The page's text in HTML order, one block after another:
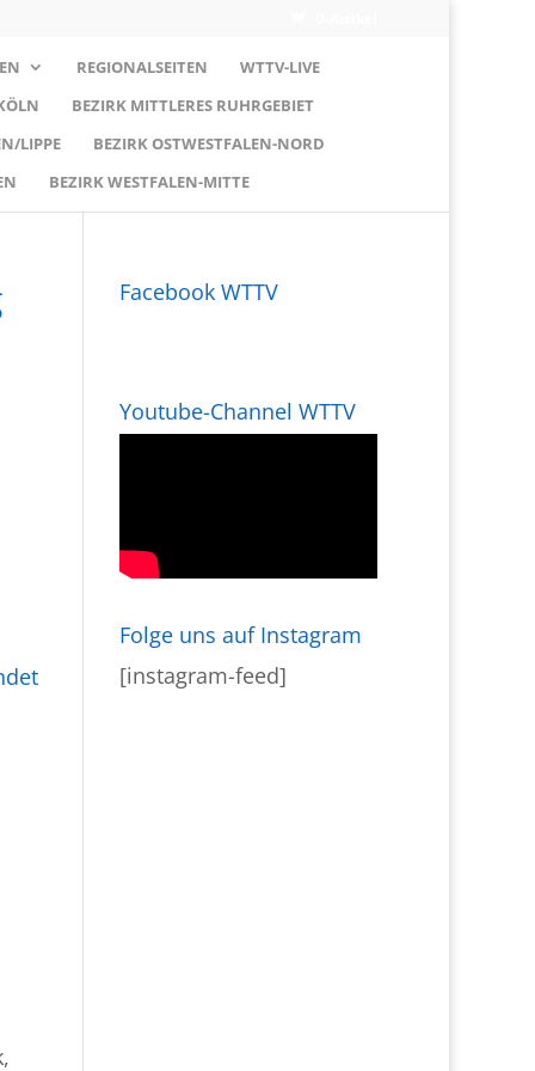
REGIONALSEITEN
WTTV-LIVE
BEZIRK MITTLERES RUHRGEBIET
LIPPE
BEZIRK OSTWESTFALEN-NORD
BEZIRK WESTFALEN-MITTE
Facebook WTTV
Youtube-Channel WTTV
Folge uns auf Instagram
[instagram-feed]